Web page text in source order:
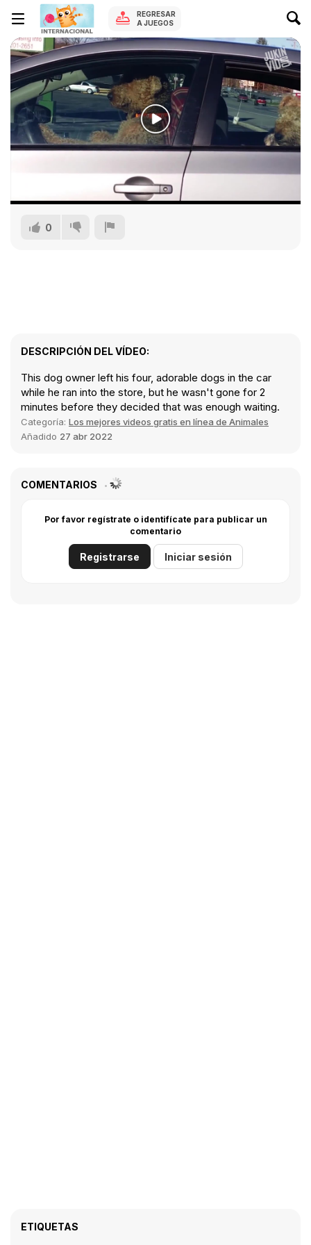
REGRESAR
A JUEGOS
0
DESCRIPCIÓN DEL VÍDEO:
This dog owner left his four, adorable dogs in the car
while he ran into the store, but he wasn't gone for 2
minutes before they decided that was enough waiting.
Categoría: Los mejores videos gratis en línea de Animales
Añadido 27 abr 2022
COMENTARIOS
Por favor regístrate o identifícate para publicar un
comentario
Registrarse Iniciar sesión
ETIQUETAS